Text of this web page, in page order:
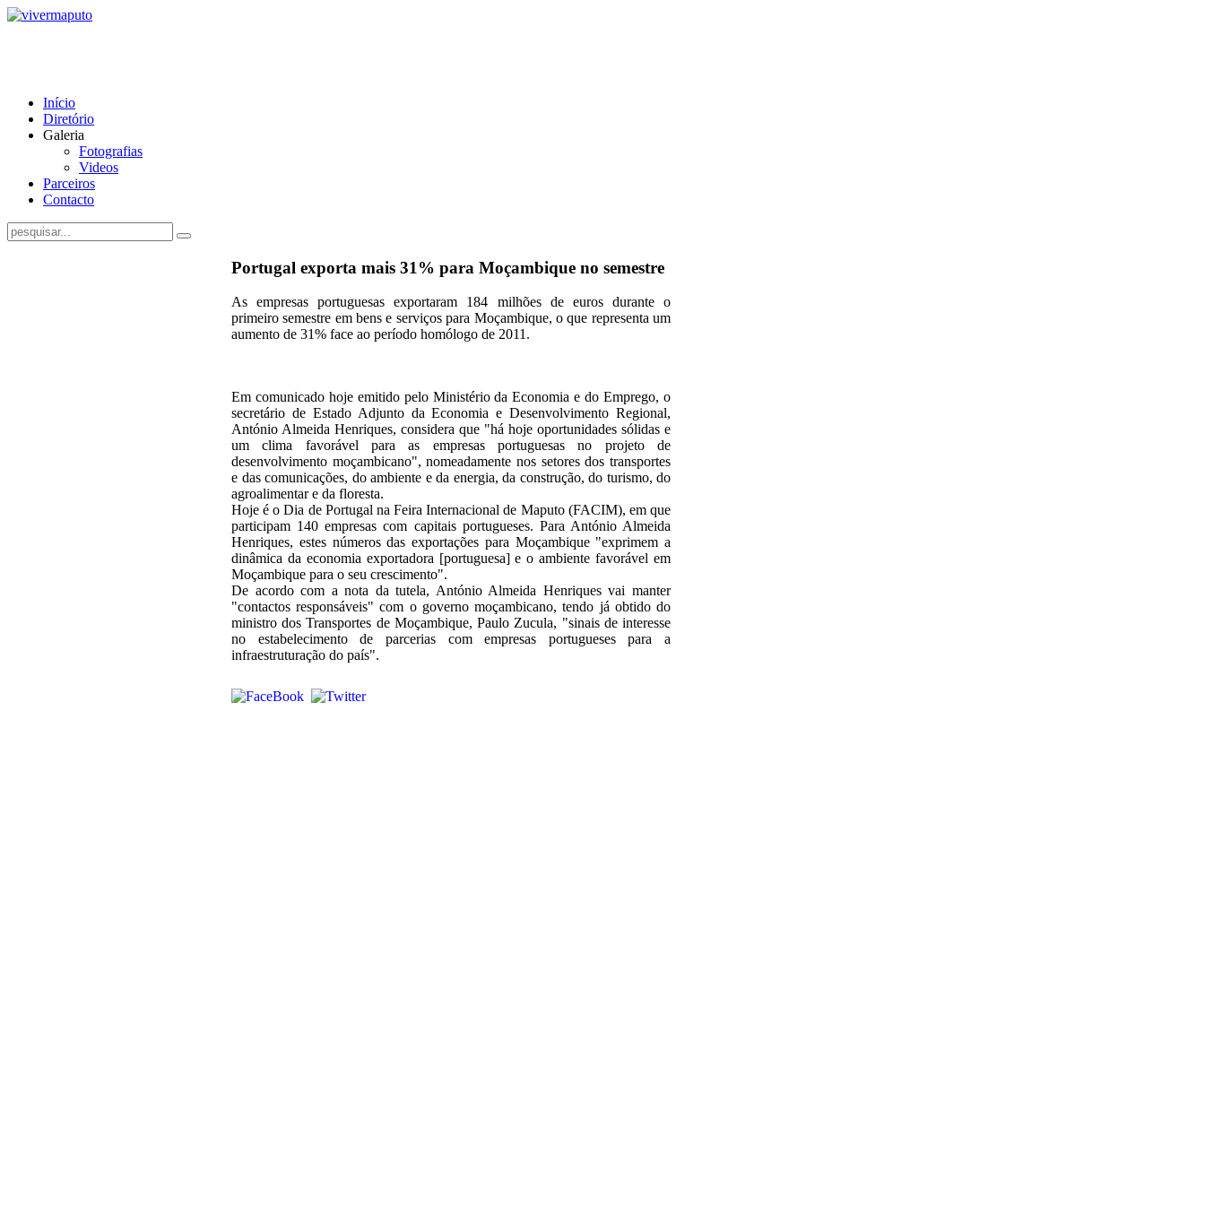
Início
Diretório
Galeria
Fotografias
Videos
Parceiros
Contacto
Portugal exporta mais 31% para Moçambique no semestre
As empresas portuguesas exportaram 184 milhões de euros durante o
primeiro semestre em bens e serviços para Moçambique, o que representa um
aumento de 31% face ao período homólogo de 2011.
Em comunicado hoje emitido pelo Ministério da Economia e do Emprego, o
secretário de Estado Adjunto da Economia e Desenvolvimento Regional,
António Almeida Henriques, considera que "há hoje oportunidades sólidas e
um clima favorável para as empresas portuguesas no projeto de
desenvolvimento moçambicano", nomeadamente nos setores dos transportes
e das comunicações, do ambiente e da energia, da construção, do turismo, do
agroalimentar e da floresta.
Hoje é o Dia de Portugal na Feira Internacional de Maputo (FACIM), em que
participam 140 empresas com capitais portugueses. Para António Almeida
Henriques, estes números das exportações para Moçambique "exprimem a
dinâmica da economia exportadora [portuguesa] e o ambiente favorável em
Moçambique para o seu crescimento".
De acordo com a nota da tutela, António Almeida Henriques vai manter
"contactos responsáveis" com o governo moçambicano, tendo já obtido do
ministro dos Transportes de Moçambique, Paulo Zucula, "sinais de interesse
no estabelecimento de parcerias com empresas portugueses para a
infraestruturação do país".